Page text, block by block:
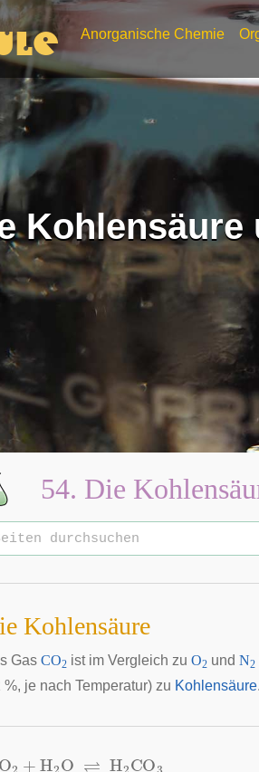
Anorganische Chemie
Kohlensäure
54. Die
Kohlensäure
Gas CO2 ist im Vergleich zu O2 und N2
%, je nach Temperatur) zu Kohlensäure
H2 O 2CO3